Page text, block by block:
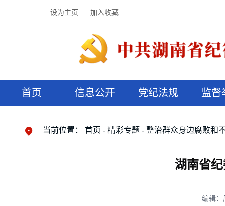
设为主页 加入收藏
首页 信息公开 党纪法规 监督
当前位置： 首页 精彩专题 整治群众身边腐败和
湖南省
编辑：